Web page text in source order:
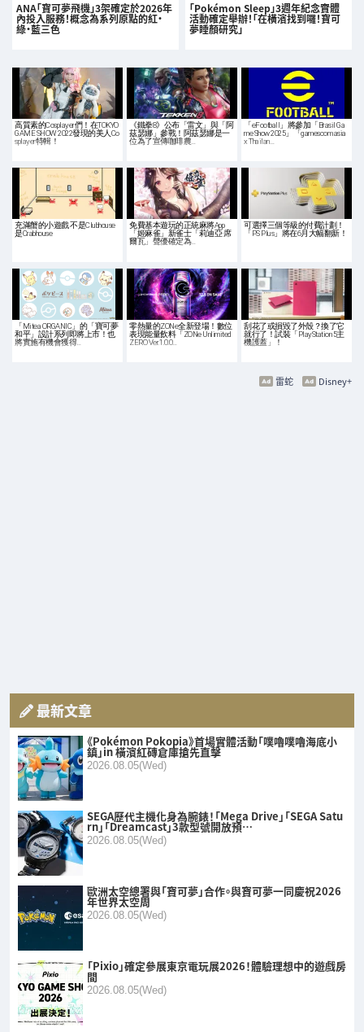
ANA「寶可夢飛機」3架確定於2026年
內投入服務！概念為系列原點的紅・
綠・藍三色
「Pokémon Sleep」3週年紀念實體
活動確定舉辦！「在橫濱找到囉！寶可
夢睡顏研究」
高質素的Cosplayer們！在TOKYO
GAME SHOW 2022發現的美人Co
splayer特輯！
《鐵拳8》公布「雷文」與「阿
茲瑟娜」參戰！阿茲瑟娜是一
位為了宣傳咖啡農…
「eFootball」將參加「Brasil Ga
me Show 2025」「gamescom asia
x Thailan…
充滿蟹的小遊戲 不是Clubhouse
是Crabhouse
免費基本遊玩的正統麻將App
「姬麻雀」新雀士「莉迪亞·席
爾瓦」聲優確定為…
可選擇三個等級的付費計劃！
「PS Plus」將在6月大幅翻新！
「Mitea ORGANIC」的「寶可夢
和平」設計系列即將上市！也
將實施有機會獲得…
零熱量的ZONe全新登場！數位
表現能量飲料「ZONe Unlimited
ZERO Ver.1.0.0…
刮花了或損毀了外殼？換了它
就行了！試裝「PlayStation 5主
機護蓋」！
Disney+
雷蛇
最新文章
《Pokémon Pokopia》首場實體活動「噗嚕噗嚕海底小
鎮」in 橫濱紅磚倉庫搶先直擊
2026.08.05(Wed)
SEGA歷代主機化身為腕錶！「Mega Drive」「SEGA Satu
rn」「Dreamcast」3款型號開放預…
2026.08.05(Wed)
歐洲太空總署與「寶可夢」合作。與寶可夢一同慶祝2026
年世界太空周
2026.08.05(Wed)
「Pixio」確定參展東京電玩展2026！體驗理想中的遊戲房
間
2026.08.05(Wed)